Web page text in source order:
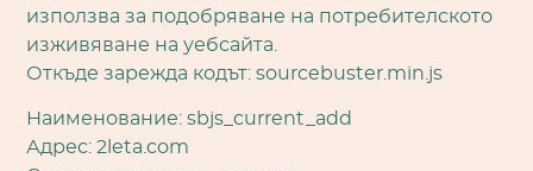
използва за подобряване на потребителското
изживяване на уебсайта.
Откъде зарежда кодът: sourcebuster.min.js
Наименование: sbjs_current_add
Адрес: 2leta.com